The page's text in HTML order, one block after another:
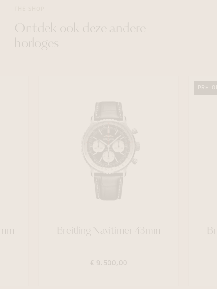
Ontdek ook deze andere
horloges
Breitling Navitimer 43mm
€ 9.500,00
PRE-